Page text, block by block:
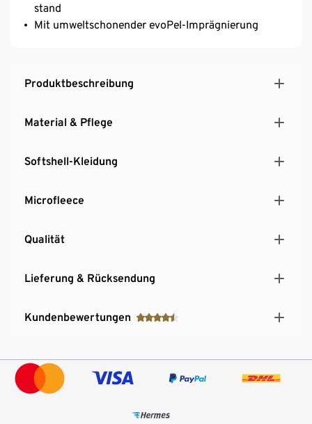
stand
Mit umweltschonender evoPel-Imprägnierung
Produktbeschreibung
Material & Pflege
Softshell-Kleidung
Microfleece
Qualität
Lieferung & Rücksendung
Kundenbewertungen